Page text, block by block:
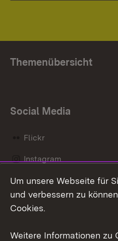
Themenübersicht
Social Media
Flickr
Instagram
Social Wall
Um unsere Webseite für
und verbessern zu
Cookies.
Weitere Informationen zu